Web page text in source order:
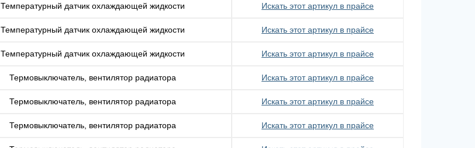
Температурный датчик охлаждающей жидкости Искать этот артикул в прайсе
Температурный датчик охлаждающей жидкости Искать этот артикул в прайсе
Температурный датчик охлаждающей жидкости Искать этот артикул в прайсе
Термовыключатель, вентилятор радиатора Искать этот артикул в прайсе
Термовыключатель, вентилятор радиатора Искать этот артикул в прайсе
Термовыключатель, вентилятор радиатора Искать этот артикул в прайсе